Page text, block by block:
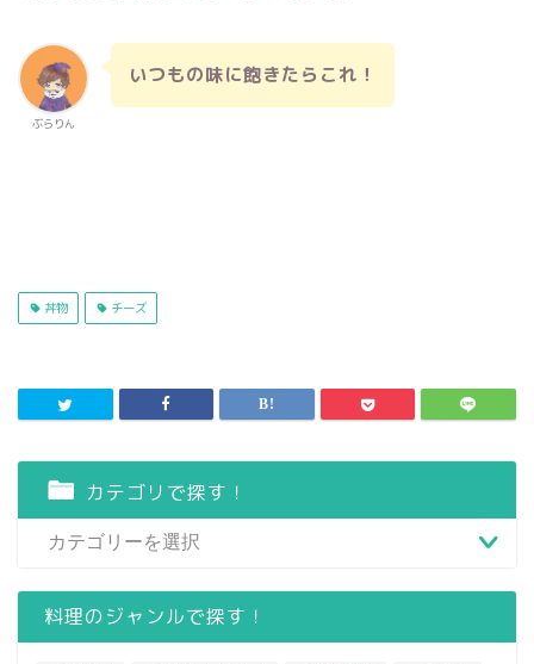
ぶらりん
いつもの味に飽きたらこれ！
丼物 チーズ
カテゴリで探す！
料理のジャンルで探す！